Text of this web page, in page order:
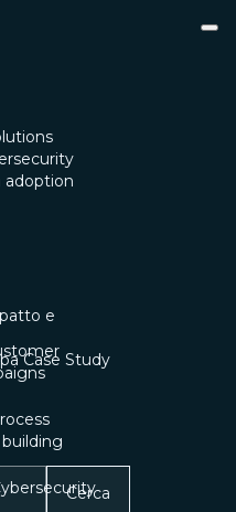
adoption
e
Case Study
Cerca